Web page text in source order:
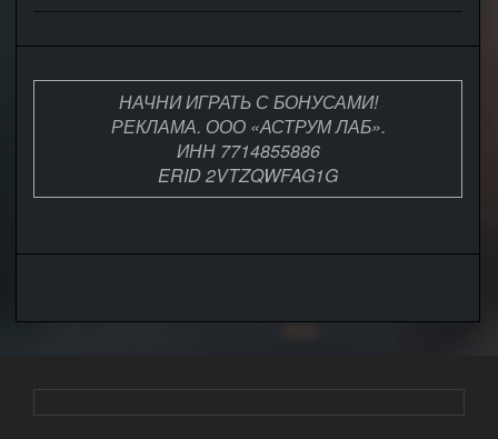
НАЧНИ ИГРАТЬ С БОНУСАМИ!
РЕКЛАМА. ООО «АСТРУМ ЛАБ».
ИНН 7714855886
ERID 2VTZQWFAG1G